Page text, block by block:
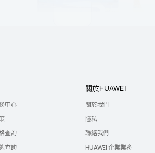
中心
查詢
查詢
關於HUAWEI
關於我們
隱私
聯絡我們
HUAWEI 企業業務